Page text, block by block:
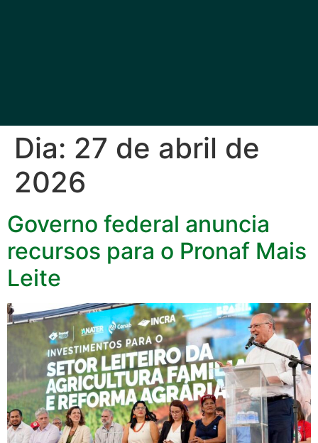
Dia: 27 de abril de
2026
Governo federal anuncia
recursos para o Pronaf Mais
Leite